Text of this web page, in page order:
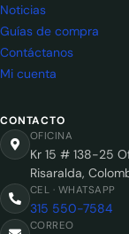
Noticias
Guías de compra
Contáctanos
Mi cuenta
CONTACTO
OFICINA
Kr 15 # 138-25
Risaralda,
CEL · WHATSAPP
315 550-7584
CORREO